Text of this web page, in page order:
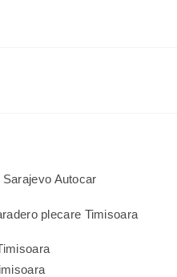
Autocar
plecare Timisoara